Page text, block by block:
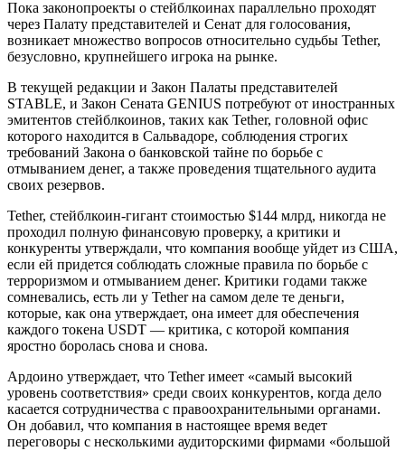
Пока законопроекты о стейблкоинах параллельно проходят
через Палату представителей и Сенат для голосования,
возникает множество вопросов относительно судьбы Tether,
безусловно, крупнейшего игрока на рынке.
В текущей редакции и Закон Палаты представителей
STABLE, и Закон Сената GENIUS потребуют от иностранных
эмитентов стейблкоинов, таких как Tether, головной офис
которого находится в Сальвадоре, соблюдения строгих
требований Закона о банковской тайне по борьбе с
отмыванием денег, а также проведения тщательного аудита
своих резервов.
Tether, стейблкоин-гигант стоимостью $144 млрд, никогда не
проходил полную финансовую проверку, а критики и
конкуренты утверждали, что компания вообще уйдет из США,
если ей придется соблюдать сложные правила по борьбе с
терроризмом и отмыванием денег. Критики годами также
сомневались, есть ли у Tether на самом деле те деньги,
которые, как она утверждает, она имеет для обеспечения
каждого токена USDT — критика, с которой компания
яростно боролась снова и снова.
Ардоино утверждает, что Tether имеет «самый высокий
уровень соответствия» среди своих конкурентов, когда дело
касается сотрудничества с правоохранительными органами.
Он добавил, что компания в настоящее время ведет
переговоры с несколькими аудиторскими фирмами «большой